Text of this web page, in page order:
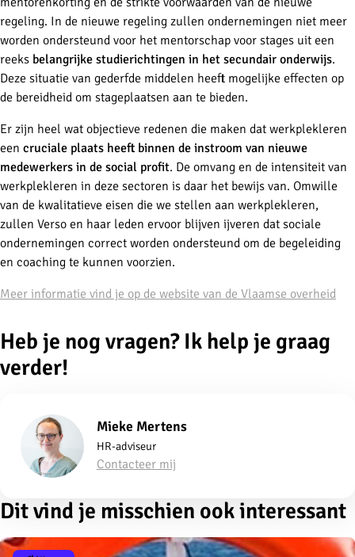
regeling. In de nieuwe regeling zullen ondernemingen niet meer
worden ondersteund voor het mentorschap voor stages uit een
reeks belangrijke studierichtingen in het secundair onderwijs.
Deze situatie van gederfde middelen heeft mogelijke effecten op
de bereidheid om stageplaatsen aan te bieden.
Er zijn heel wat objectieve redenen die maken dat werkplekleren
een cruciale plaats heeft binnen de instroom van nieuwe
medewerkers in de social profit. De omvang en de intensiteit van
werkplekleren in deze sectoren is daar het bewijs van. Omwille
van de kwalitatieve eisen die we stellen aan werkplekleren,
zullen Verso en haar leden ervoor blijven ijveren dat sociale
ondernemingen correct worden ondersteund om de begeleiding
en coaching te kunnen voorzien.
Meer informatie vind je op de website van de Vlaamse overheid
Heb je nog vragen? Ik help je graag
verder!
Mieke Mertens
HR-adviseur
Contacteer mij
Dit vind je misschien ook interessant